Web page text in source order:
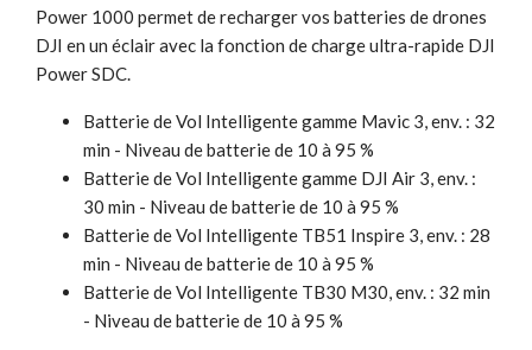
Power 1000 permet de recharger vos batteries de drones
DJI en un éclair avec la fonction de charge ultra-rapide DJI
Power SDC.
Batterie de Vol Intelligente gamme Mavic 3, env. : 32
min - Niveau de batterie de 10 à 95 %
Batterie de Vol Intelligente gamme DJI Air 3, env. :
30 min - Niveau de batterie de 10 à 95 %
Batterie de Vol Intelligente TB51 Inspire 3, env. : 28
min - Niveau de batterie de 10 à 95 %
Batterie de Vol Intelligente TB30 M30, env. : 32 min
- Niveau de batterie de 10 à 95 %